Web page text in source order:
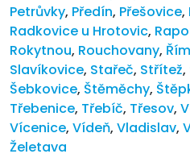
Petrůvky, Předín, Přešovice,
Radkovice u Hrotovic,
Rokytnou, Rouchovany,
Slavíkovice, Stařeč, Střítež,
Šebkovice, Štěměchy,
Třebenice, Třebíč, Třesov,
Vícenice, Vídeň, Vladislav,
Želetava